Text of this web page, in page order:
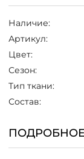
Наличие:
Артикул:
Цвет:
Сезон:
Тип ткани:
Состав: